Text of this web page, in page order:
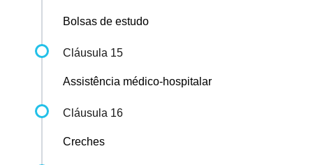
Bolsas de estudo
Cláusula 15
Assistência médico-hospitalar
Cláusula 16
Creches